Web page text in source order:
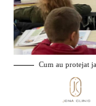
Cum au protejat